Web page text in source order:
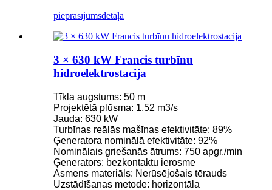
pieprasījumsdetaļa
3 × 630 kW Francis turbīnu
hidroelektrostacija
Tīkla augstums: 50 m
Projektētā plūsma: 1,52 m3/s
Jauda: 630 kW
Turbīnas reālās mašīnas efektivitāte: 89%
Ģeneratora nominālā efektivitāte: 92%
Nominālais griešanās ātrums: 750 apgr./min
Ģenerators: bezkontaktu ierosme
Asmens materiāls: Nerūsējošais tērauds
Uzstādīšanas metode: horizontāla